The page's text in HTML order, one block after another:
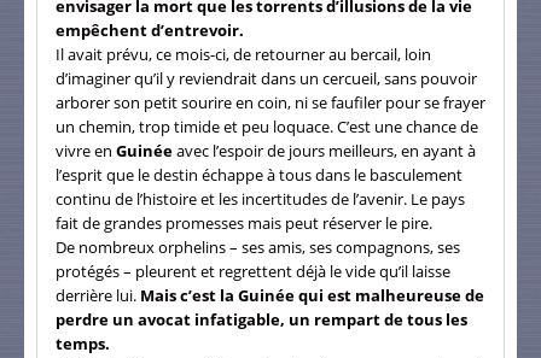
envisager la mort que les torrents d’illusions de la vie
empêchent d’entrevoir.
Il avait prévu, ce mois-ci, de retourner au bercail, loin
d’imaginer qu’il y reviendrait dans un cercueil, sans pouvoir
arborer son petit sourire en coin, ni se faufiler pour se frayer
un chemin, trop timide et peu loquace. C’est une chance de
vivre en Guinéeavec l’espoir de jours meilleurs, en ayant à
l’esprit que le destin échappe à tous dans le basculement
continu de l’histoire et les incertitudes de l’avenir. Le pays
fait de grandes promesses mais peut réserver le pire.
De nombreux orphelins – ses amis, ses compagnons, ses
protégés – pleurent et regrettent déjà le vide qu’il laisse
derrière lui. Mais c’est la Guinée qui est malheureuse de
perdre un avocat infatigable, un rempart de tous les
temps.